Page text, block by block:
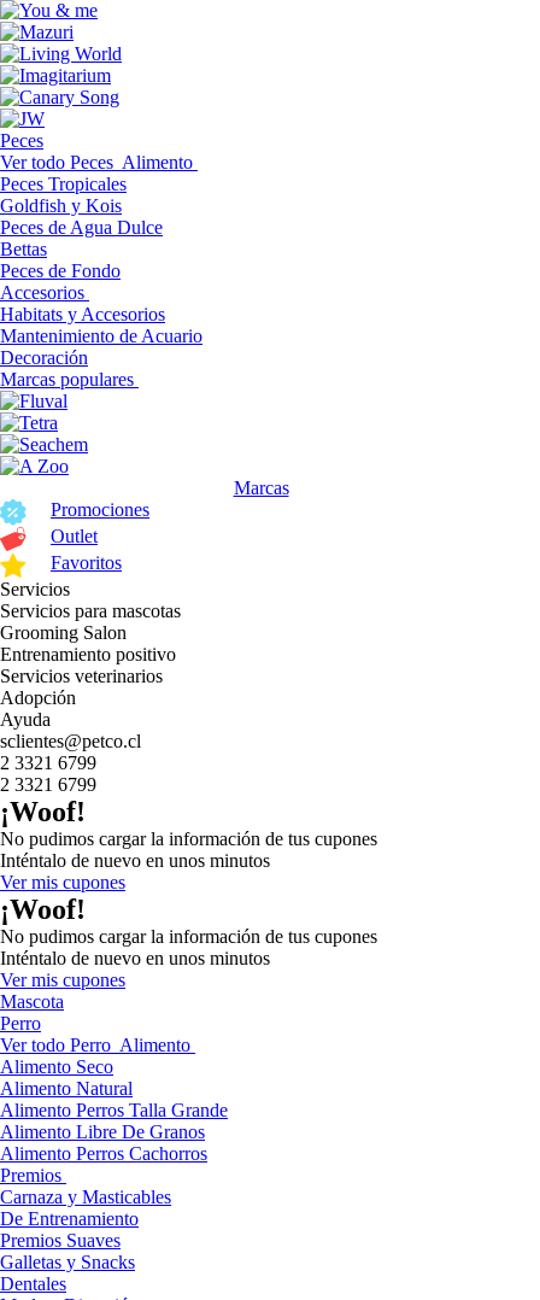
Peces
Ver todo Peces Alimento
Peces Tropicales
Goldfish y Kois
Peces de Agua Dulce
Bettas
Peces de Fondo
Accesorios
Habitats y Accesorios
Mantenimiento de Acuario
Decoración
Marcas populares
Marcas
Promociones
Outlet
Favoritos
Servicios
Servicios para mascotas
Grooming Salon
Entrenamiento positivo
Servicios veterinarios
Adopción
Ayuda
sclientes@petco.cl
2 3321 6799
2 3321 6799
¡Woof!
No pudimos cargar la información de tus cupones
Inténtalo de nuevo en unos minutos
Ver mis cupones
¡Woof!
No pudimos cargar la información de tus cupones
Inténtalo de nuevo en unos minutos
Ver mis cupones
Mascota
Perro
Ver todo Perro Alimento
Alimento Seco
Alimento Natural
Alimento Perros Talla Grande
Alimento Libre De Granos
Alimento Perros Cachorros
Premios
Carnaza y Masticables
De Entrenamiento
Premios Suaves
Galletas y Snacks
Dentales